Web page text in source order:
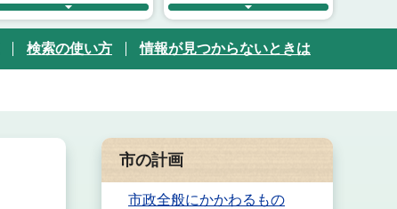
検索の使い方 情報が見つからないときは
市の計画
市政全般にかかわるもの